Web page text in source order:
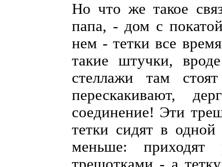
Но что же такое
папа, - дом с
нем - тетки все
такие штучки,
стеллажи там
перескакивают,
соединение! Эти
тетки сидят в одной
меньше: